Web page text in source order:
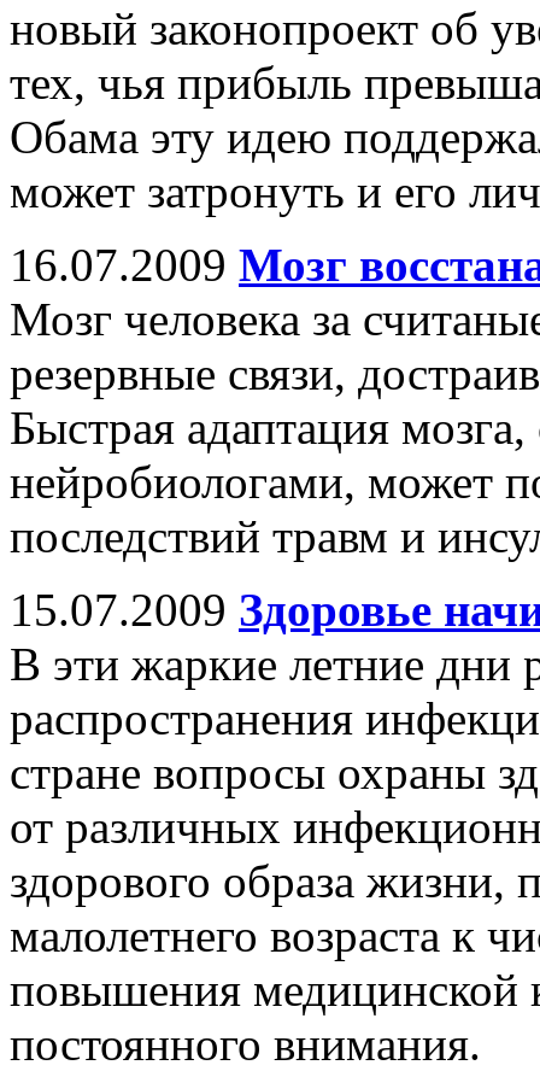
новый законопроект об
тех, чья прибыль
Обама эту идею
может затронуть и его
16.07.2009 Мозг
Мозг человека за
резервные связи,
Быстрая адаптация
нейробиологами, может
последствий травм и
15.07.2009 Здоровье
В эти жаркие летние дни
распространения
стране вопросы охраны
от различных
здорового образа
малолетнего возраста к
повышения медицинской
постоянного внимания.